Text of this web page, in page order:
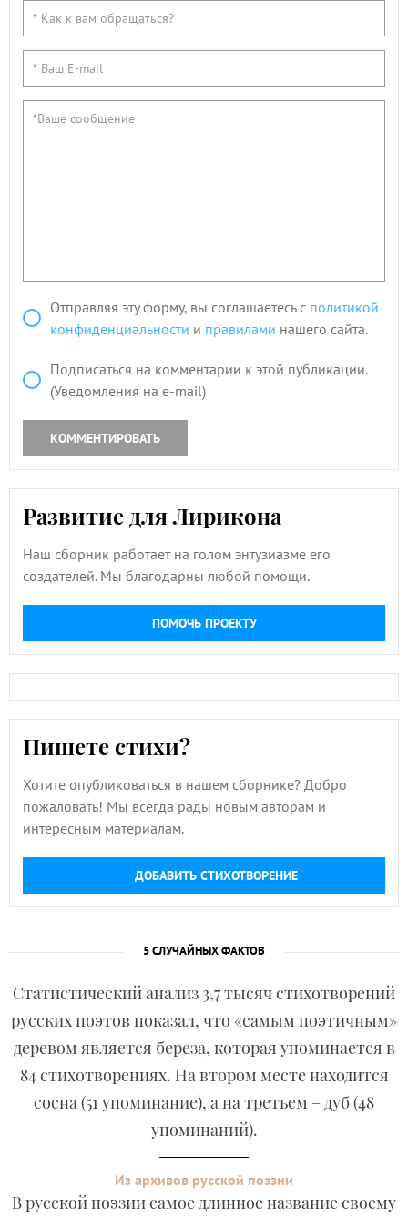
Отправляя эту форму, вы соглашаетесь с политикой
конфиденциальности и правилами нашего сайта.
Подписаться на комментарии к этой публикации.
(Уведомления на e-mail)
КОММЕНТИРОВАТЬ
Развитие для Лирикона
Наш сборник работает на голом энтузиазме его
создателей. Мы благодарны любой помощи.
ПОМОЧЬ ПРОЕКТУ
Пишете стихи?
Хотите опубликоваться в нашем сборнике? Добро
пожаловать! Мы всегда рады новым авторам и
интересным материалам.
ДОБАВИТЬ СТИХОТВОРЕНИЕ
5 СЛУЧАЙНЫХ ФАКТОВ
Статистический анализ 3,7 тысяч стихотворений
русских поэтов показал, что «самым поэтичным»
деревом является береза, которая упоминается в
84 стихотворениях. На втором месте находится
сосна (51 упоминание), а на третьем – дуб (48
упоминаний).
Из архивов русской поэзии
В русской поэзии самое длинное название своему